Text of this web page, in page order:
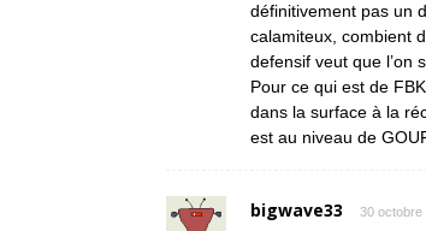
définitivement pas un
calamiteux, combient
defensif veut que l’on
Pour ce qui est de
dans la surface à la
est au niveau de
bigwave33 30 octobre